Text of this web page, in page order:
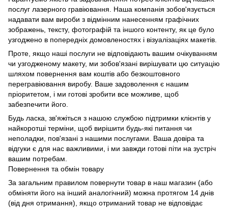
послуг лазерного гравіювання. Наша компанія зобов'язується
надавати вам вироби з відмінним нанесенням графічних
зображень, тексту, фотографій та іншого контенту, як це було
узгоджено в попередніх домовленостях і візуалізаціях макетів.
Проте, якщо наші послуги не відповідають вашим очікуванням
чи узгодженому макету, ми зобов'язані вирішувати цю ситуацію
шляхом повернення вам коштів або безкоштовного
перегравіювання виробу. Ваше задоволення є нашим
пріоритетом, і ми готові зробити все можливе, щоб
забезпечити його.
Будь ласка, зв'яжіться з нашою службою підтримки клієнтів у
найкоротші терміни, щоб вирішити будь-які питання чи
неполадки, пов'язані з нашими послугами. Ваша довіра та
відгуки є для нас важливими, і ми завжди готові піти на зустріч
вашим потребам.
Повернення та обмін товару
За загальним правилом повернути товар в наш магазин (або
обміняти його на інший аналогічний) можна протягом 14 днів
(від дня отримання), якщо отриманий товар не відповідає